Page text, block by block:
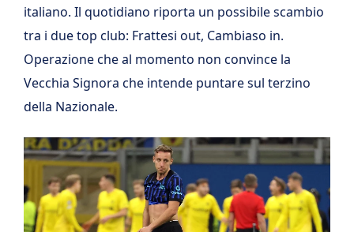
italiano. Il quotidiano riporta un possibile scambio
tra i due top club: Frattesi out, Cambiaso in.
Operazione che al momento non convince la
Vecchia Signora che intende puntare sul terzino
della Nazionale.